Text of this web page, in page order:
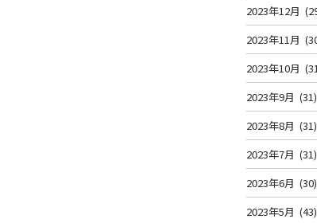
2023年12月
2023年11月
2023年10月
2023年9月 (31)
2023年8月 (31)
2023年7月 (31)
2023年6月 (30)
2023年5月 (43)